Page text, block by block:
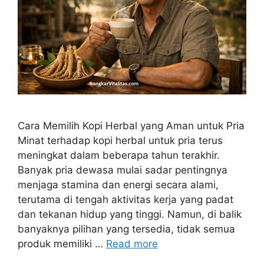
Cara Memilih Kopi Herbal yang Aman untuk Pria
Minat terhadap kopi herbal untuk pria terus
meningkat dalam beberapa tahun terakhir.
Banyak pria dewasa mulai sadar pentingnya
menjaga stamina dan energi secara alami,
terutama di tengah aktivitas kerja yang padat
dan tekanan hidup yang tinggi. Namun, di balik
banyaknya pilihan yang tersedia, tidak semua
produk memiliki … Read more